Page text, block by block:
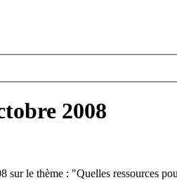
2008
le thème : "Quelles ressources